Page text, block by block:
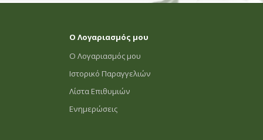
Ο Λογαριασμός μου
Ο Λογαριασμός μου
Ιστορικό Παραγγελιών
Λίστα Επιθυμιών
Ενημερώσεις